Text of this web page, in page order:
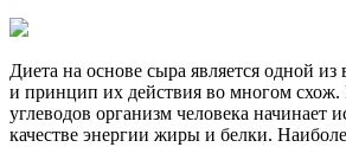
Диета на основе сыра является одной из
и принцип их действия во многом схож.
углеводов организм человека начинает
качестве энергии жиры и белки.